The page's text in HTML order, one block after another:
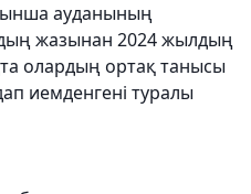
ауданының
жазынан 2024 жылдың
олардың ортақ танысы
иемденгені туралы